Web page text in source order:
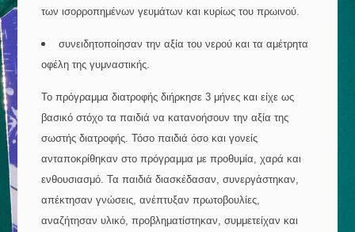
των ισορροπημένων γευμάτων και κυρίως του πρωινού.
συνειδητοποίησαν την αξία του νερού και τα αμέτρητα
οφέλη της γυμναστικής.
Το πρόγραμμα διατροφής διήρκησε 3 μήνες και είχε ως
βασικό στόχο τα παιδιά να κατανοήσουν την αξία της
σωστής διατροφής. Τόσο παιδιά όσο και γονείς
ανταποκρίθηκαν στο πρόγραμμα με προθυμία, χαρά και
ενθουσιασμό. Τα παιδιά διασκέδασαν, συνεργάστηκαν,
απέκτησαν γνώσεις, ανέπτυξαν πρωτοβουλίες,
αναζήτησαν υλικό, προβληματίστηκαν, συμμετείχαν και